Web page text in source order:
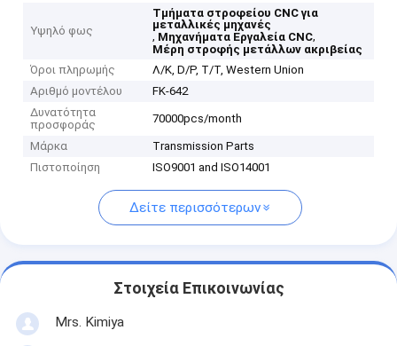
Υψηλό φως
Τμήματα στροφείου CNC για
μεταλλικές μηχανές
, Μηχανήματα Εργαλεία CNC,
Μέρη στροφής μετάλλων ακριβείας
Όροι πληρωμής
Λ/Κ, D/P, T/T, Western Union
Αριθμό μοντέλου
FK-642
Δυνατότητα
προσφοράς
70000pcs/month
Μάρκα
Transmission Parts
Πιστοποίηση
ISO9001 and ISO14001
Δείτε περισσότερων
Στοιχεία Επικοινωνίας
Mrs. Kimiya